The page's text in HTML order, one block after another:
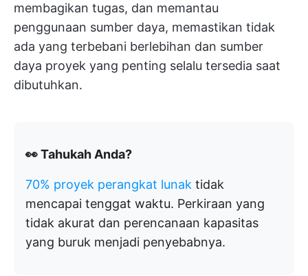
membagikan tugas, dan memantau
penggunaan sumber daya, memastikan tidak
ada yang terbebani berlebihan dan sumber
daya proyek yang penting selalu tersedia saat
dibutuhkan.
👀 Tahukah Anda?
70% proyek perangkat lunak tidak
mencapai tenggat waktu. Perkiraan yang
tidak akurat dan perencanaan kapasitas
yang buruk menjadi penyebabnya.